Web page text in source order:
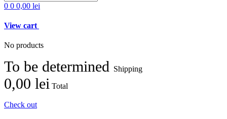
0 0 0,00 lei
View cart
No products
To be determined Shipping
0,00 lei Total
Check out